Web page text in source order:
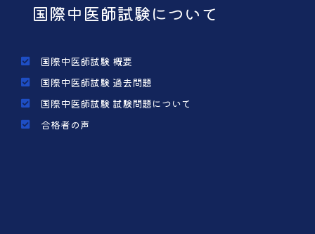
国際中医師試験について
国際中医師試験 概要
国際中医師試験 過去問題
国際中医師試験 試験問題について
合格者の声